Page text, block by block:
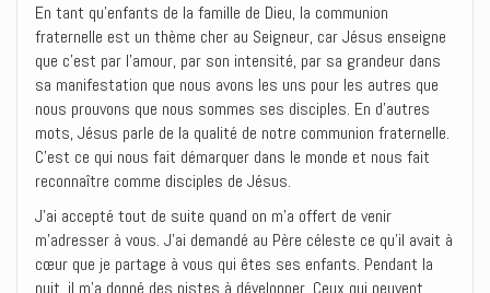
En tant qu’enfants de la famille de Dieu, la communion
fraternelle est un thème cher au Seigneur, car Jésus enseigne
que c’est par l’amour, par son intensité, par sa grandeur dans
sa manifestation que nous avons les uns pour les autres que
nous prouvons que nous sommes ses disciples. En d’autres
mots, Jésus parle de la qualité de notre communion fraternelle.
C’est ce qui nous fait démarquer dans le monde et nous fait
reconnaître comme disciples de Jésus.
J’ai accepté tout de suite quand on m’a offert de venir
m’adresser à vous. J’ai demandé au Père céleste ce qu’il avait à
cœur que je partage à vous qui êtes ses enfants. Pendant la
nuit, il m’a donné des pistes à développer. Ceux qui peuvent,